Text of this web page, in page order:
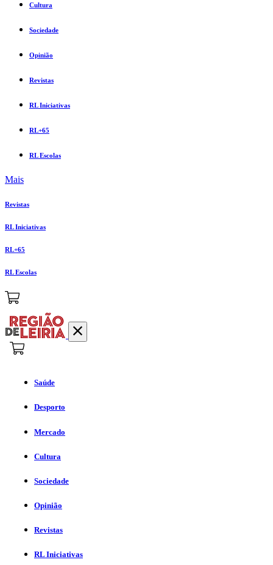
Cultura
Sociedade
Opinião
Revistas
RL Iniciativas
RL+65
RL Escolas
Mais
Revistas
RL Iniciativas
RL+65
RL Escolas
Saúde
Desporto
Mercado
Cultura
Sociedade
Opinião
Revistas
RL Iniciativas